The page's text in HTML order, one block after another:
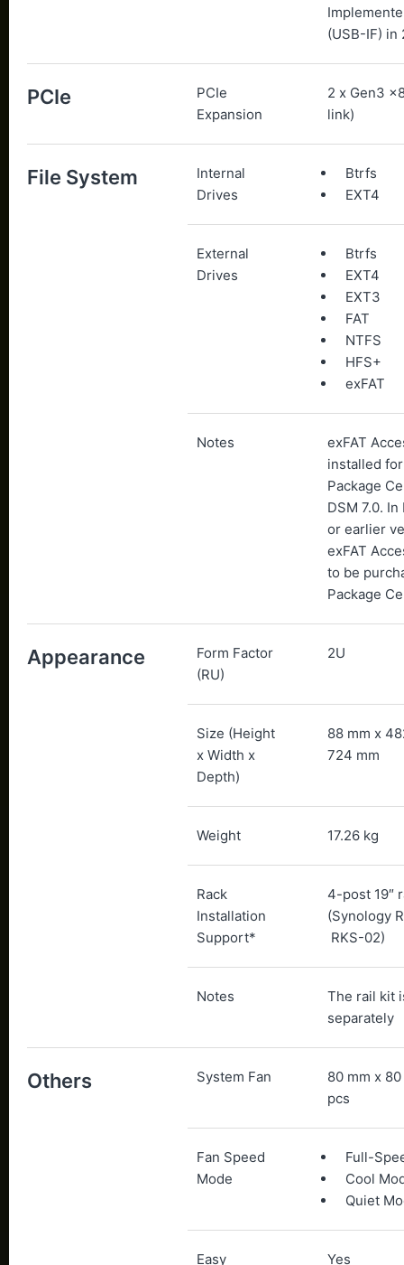
(USB-IF) in
PCIe
PCIe
Expansion
2 x Gen3
link)
File System
Internal
Drives
Btrfs
EXT4
External
Drives
Btrfs
EXT4
EXT3
FAT
NTFS
HFS+
exFAT
Notes
exFAT
installed
Package
DSM 7.0. In
or earlier
exFAT
to be
Package
Appearance
Form Factor
(RU)
2U
Size (Height
x Width x
Depth)
88 mm x
724 mm
Weight 17.26 kg
Rack
Installation
Support*
4-post 19″
(Synology
RKS-02)
Notes
The rail kit
separately
Others System Fan
80 mm x
pcs
Fan Speed
Mode
Full-
Cool
Quiet
Easy Yes